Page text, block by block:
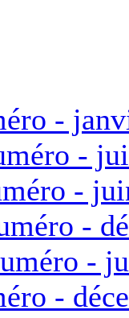
-
-
-
-
-
-